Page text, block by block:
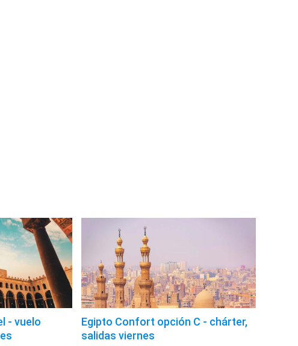
- vuelo
Egipto Confort opción C - chárter,
salidas viernes